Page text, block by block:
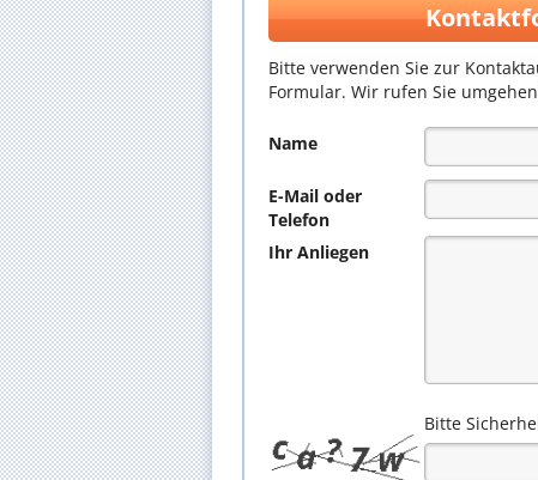
Bitte verwenden Sie zur
Formular. Wir rufen Sie
Name
E-Mail oder
Telefon
Ihr Anliegen
Bitte